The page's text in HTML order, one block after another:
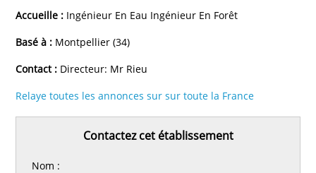
Accueille : Ingénieur En Eau Ingénieur En Forêt
Basé à : Montpellier (34)
Contact : Directeur: Mr Rieu
Relaye toutes les annonces sur sur toute la France
Contactez cet établissement
Nom :